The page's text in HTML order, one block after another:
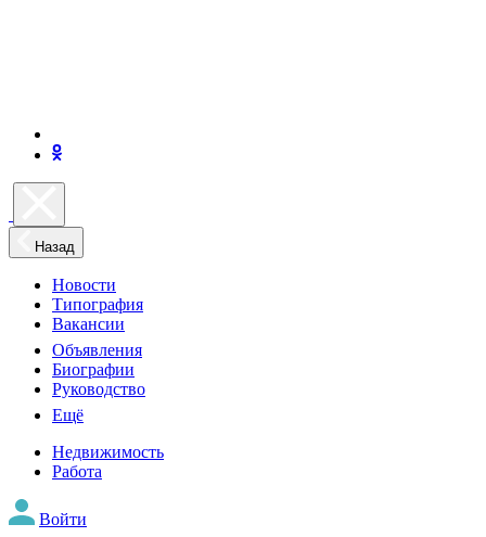
Назад
Новости
Типография
Вакансии
Объявления
Биографии
Руководство
Ещё
Недвижимость
Работа
Войти